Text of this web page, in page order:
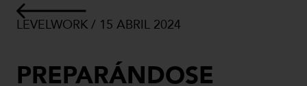
LEVELWORK / 15 ABRIL 2024
PREPARÁNDOSE